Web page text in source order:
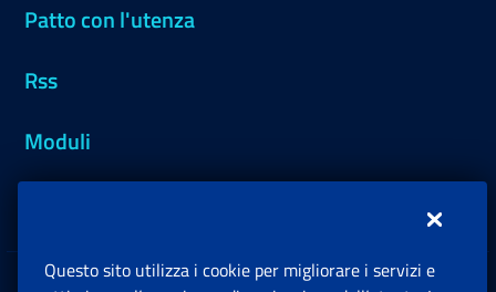
Patto con l'utenza
Rss
Moduli
Questo sito utilizza i cookie per migliorare i servizi e